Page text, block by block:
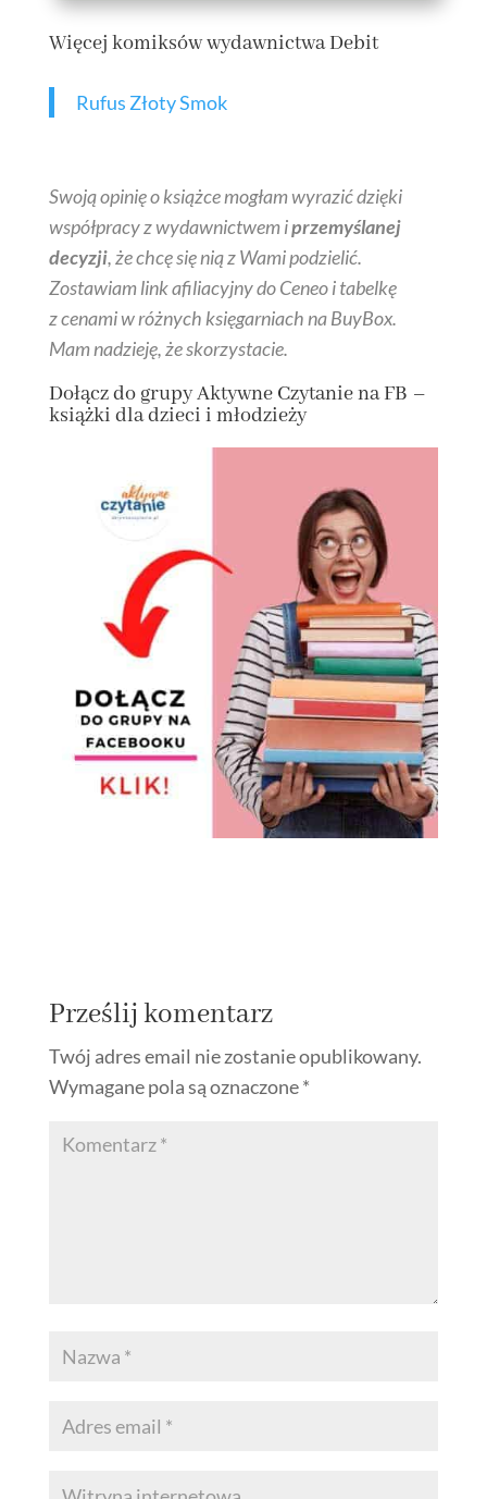
Więcej komiksów wydawnictwa Debit
Rufus Złoty Smok
Swoją opinię o książce mogłam wyrazić dzięki
współpracy z wydawnictwem iprzemyślanej
decyzji, że chcę się nią z Wami podzielić.
Zostawiam link afiliacyjny do Ceneo i tabelkę
z cenami w różnych księgarniach na BuyBox.
Mam nadzieję, że skorzystacie.
Dołącz do grupyAktywne Czytanie na FB –
książki dla dzieci i młodzieży
Prześlij komentarz
Twój adres email nie zostanie opublikowany.
Wymagane pola są oznaczone*